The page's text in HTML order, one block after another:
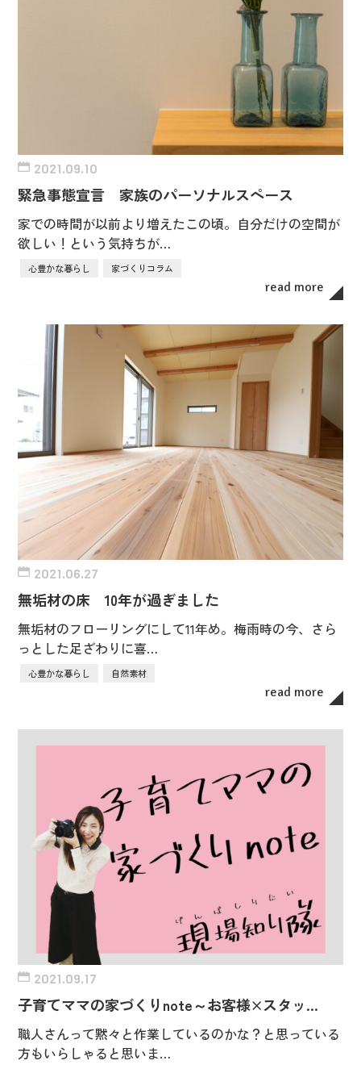
2021.09.10
緊急事態宣言 家族のパーソナルスペース
家での時間が以前より増えたこの頃。自分だけの空間が
欲しい！という気持ちが…
心豊かな暮らし 家づくりコラム
read more
2021.06.27
無垢材の床 10年が過ぎました
無垢材のフローリングにして11年め。梅雨時の今、さら
っとした足ざわりに喜…
心豊かな暮らし 自然素材
read more
2021.09.17
子育てママの家づくりnote～お客様×スタッ…
職人さんって黙々と作業しているのかな？と思っている
方もいらしゃると思いま…